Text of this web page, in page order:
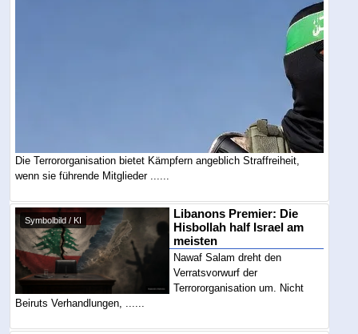
Die Terrororganisation bietet Kämpfern angeblich Straffreiheit,
wenn sie führende Mitglieder ......
Symbolbild / KI
Libanons Premier: Die
Hisbollah half Israel am
meisten
Nawaf Salam dreht den
Verratsvorwurf der
Terrororganisation um. Nicht
Beiruts Verhandlungen, ......